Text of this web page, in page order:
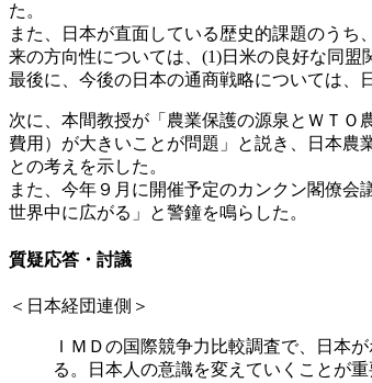
た。
また、日本が直面している歴史的課題のう
来の方向性については、(1)日米の良好な同
最後に、今後の日本の通商戦略については、
次に、本間教授が「農業保護の源泉とＷＴＯ
費用）が大きいことが問題」と説き、日本農
との考えを示した。
また、今年９月に開催予定のカンクン閣僚
世界中に広がる」と警鐘を鳴らした。
質疑応答・討議
＜日本経団連側＞
ＩＭＤの国際競争力比較調査で、日本
る。日本人の意識を変えていくことが重